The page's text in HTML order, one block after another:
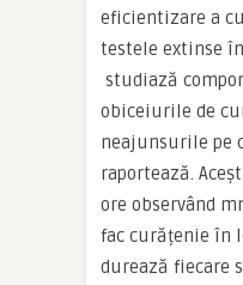
eficientizare a
testele extinse
studiază
obiceiurile de
neajunsurile pe
raportează.
ore observând
fac curățenie în
durează fiecare